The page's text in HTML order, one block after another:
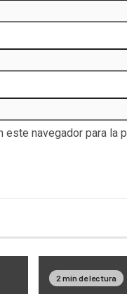
navegador para la
2 min de lectura